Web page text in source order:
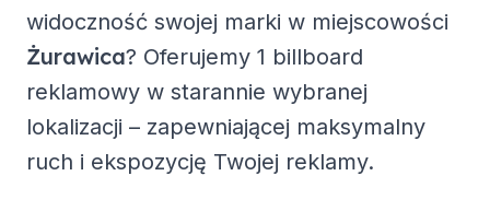
widoczność swojej marki w miejscowości
Żurawica? Oferujemy 1 billboard
reklamowy w starannie wybranej
lokalizacji – zapewniającej maksymalny
ruch i ekspozycję Twojej reklamy.